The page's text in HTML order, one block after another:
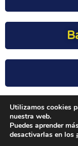
Utilizamos cookies
nuestra web.
Puedes aprender
desactivarlas en los